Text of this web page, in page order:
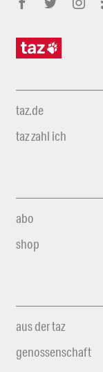
taz.de
taz zahl ich
abo
shop
aus der taz
genossenschaft